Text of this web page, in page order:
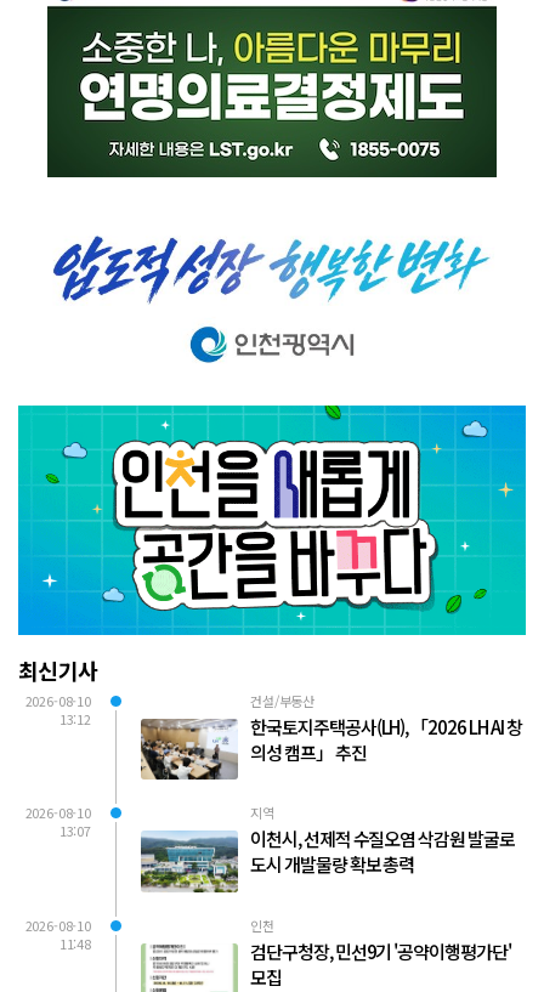
최신기사
2026-08-10
13:12
건설/부동산
한국토지주택공사(LH), 「2026 LH AI 창
의성 캠프」 추진
2026-08-10
13:07
지역
이천시, 선제적 수질오염 삭감원 발굴로
도시 개발물량 확보 총력
2026-08-10
11:48
인천
검단구청장, 민선9기 '공약이행평가단'
모집